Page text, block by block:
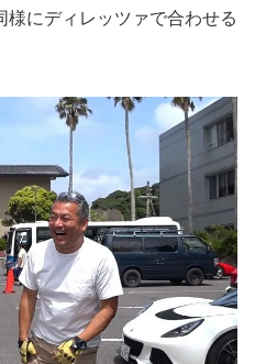
にディレッツァで合わせる